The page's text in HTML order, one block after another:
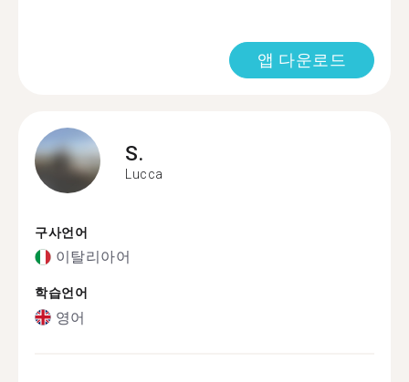
앱 다운로드
S.
Lucca
구사언어
이탈리아어
학습언어
영어